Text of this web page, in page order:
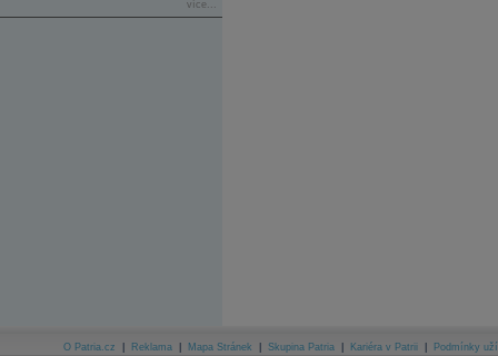
více...
O Patria.cz Reklama Mapa Stránek Skupina Patria Kariéra v Patrii Podmínky